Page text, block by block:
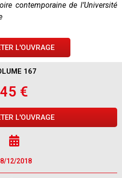
contemporaine de l’Université
L'OUVRAGE
167
45 €
L'OUVRAGE
12/2018